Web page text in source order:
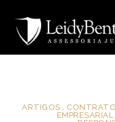
ARTIGOS ,
EMPRESARIAL